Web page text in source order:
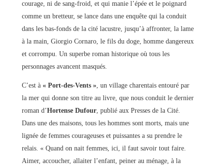
courage, ni de sang-froid, et qui manie l’épée et le poignard
comme un bretteur, se lance dans une enquête qui la conduit
dans les bas-fonds de la cité lacustre, jusqu’à affronter, la lame
à la main, Giorgio Cornaro, le fils du doge, homme dangereux
et corrompu. Un superbe roman historique où tous les
personnages avancent masqués.
C’est à « Port-des-Vents », un village charentais entouré par
la mer qui donne son titre au livre, que nous conduit le dernier
roman d’Hortense Dufour, publié aux Presses de la Cité.
Dans une des maisons, tous les hommes sont morts, mais une
lignée de femmes courageuses et puissantes a su prendre le
relais. « Quand on nait femmes, ici, il faut savoir tout faire.
Aimer, accoucher, allaiter l’enfant, peiner au ménage, à la